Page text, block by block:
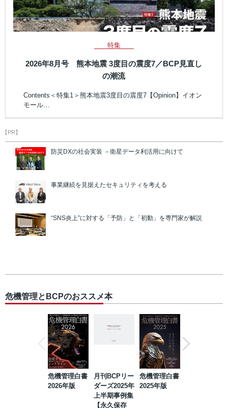
特集
2026年8月号 熊本地震 3度目の震度7／BCP見直し
の潮流
Contents＜特集1＞熊本地震3度目の震度7【Opinion】イオン
モール…
【PR】
防災DXの社会実装 －衛星データ利活用に向けて
事業継続を見据えたセキュリティを考える
“SNS炎上”に対する「予防」と「初動」を専門家が解説
危機管理とBCPのおススメ本
危機管理白書
2026年版
月刊BCPリー
ダーズ2025年
上半期事例集
【永久保存
危機管理白書
2025年版